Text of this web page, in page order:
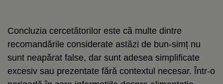
Concluzia cercetătorilor este că multe dintre
recomandările considerate astăzi de bun-simț nu
sunt neapărat false, dar sunt adesea simplificate
excesiv sau prezentate fără contextul necesar. Într-o